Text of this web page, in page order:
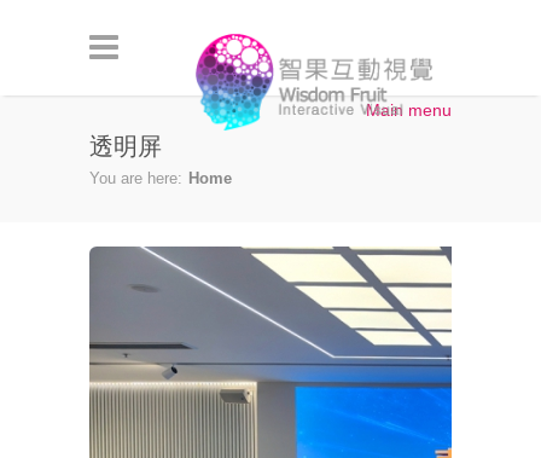
Main menu
透明屏
You are here: Home